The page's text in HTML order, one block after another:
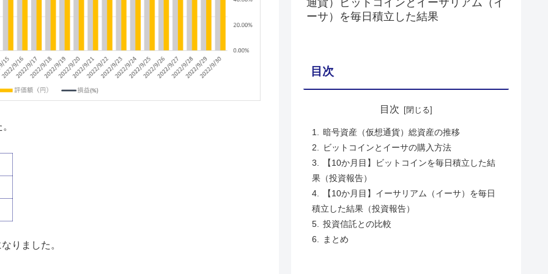
なりました。
ーサ）を毎日積立した結果
目次
目次
暗号資産（仮想通貨）総資産の推移
ビットコインとイーサの購入方法
【10か月目】ビットコインを毎日積立した結
果（投資報告）
【10か月目】イーサリアム（イーサ）を毎日
積立した結果（投資報告）
投資信託との比較
まとめ